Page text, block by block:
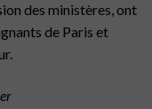
des ministères, ont
de Paris et